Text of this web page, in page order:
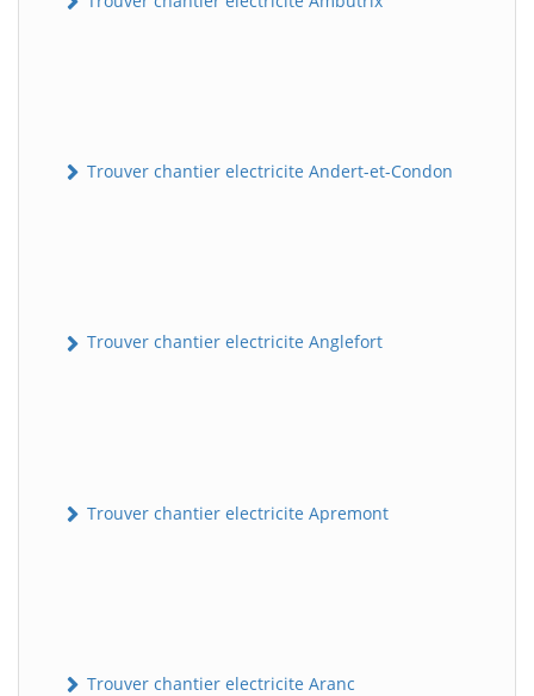
Trouver chantier electricite Andert-et-Condon
Trouver chantier electricite Anglefort
Trouver chantier electricite Apremont
Trouver chantier electricite Aranc